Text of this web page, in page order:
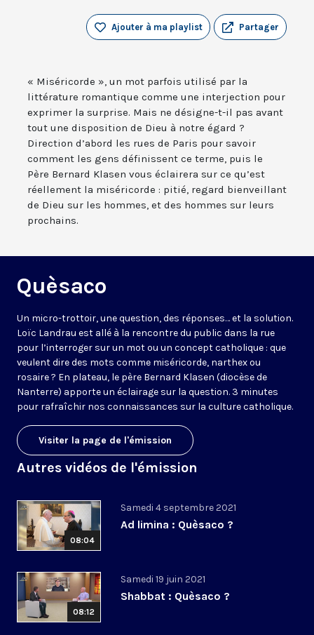
Partager
Ajouter à ma playlist
« Miséricorde », un mot parfois utilisé par la
littérature romantique comme une interjection pour
exprimer la surprise. Mais ne désigne-t-il pas avant
tout une disposition de Dieu à notre égard ?
Direction d’abord les rues de Paris pour savoir
comment les gens définissent ce terme, puis le
Père Bernard Klasen vous éclairera sur ce qu’est
réellement la miséricorde : pitié, regard bienveillant
de Dieu sur les hommes, et des hommes sur leurs
prochains.
Quèsaco
Un micro-trottoir, une question, des réponses… et la solution.
Loïc Landrau est allé à la rencontre du public dans la rue
pour l’interroger sur un mot ou un concept catholique : que
veulent dire des mots comme miséricorde, narthex ou
rosaire ? En plateau, le père Bernard Klasen (diocèse de
Nanterre) apporte un éclairage sur la question. 3 minutes
pour rafraîchir nos connaissances sur la culture catholique.
Visiter la page de l'émission
Autres vidéos de l'émission
08:04
Samedi 4 septembre 2021
Ad limina : Quèsaco ?
08:12
Samedi 19 juin 2021
Shabbat : Quèsaco ?